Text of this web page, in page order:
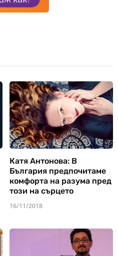
Катя Антонова: В
България предпочитаме
комфорта на разума пред
този на сърцето
16/11/2018